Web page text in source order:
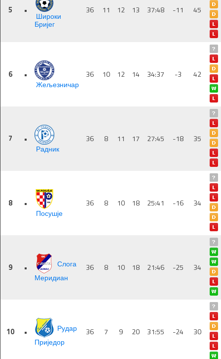
5 •
Широки
Бријег
36 11 12 13 37:48 -11 45
6
•
Жељезничар
36 10 12 14 34:37 -3 42
7
•
Радник
36 8 11 17 27:45 -18 35
8
•
Посушје
36 8 10 18 25:41 -16 34
9 •
Слога
Меридиан
36 8 10 18 21:46 -25 34
10 •
Рудар
Приједор
36 7 9 20 31:55 -24 30